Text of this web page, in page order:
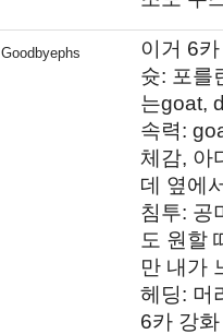
Goodbyephs
이거 6
슛: 포를
는goat,
속력:
체감, 아
데 옆에
침투: 공
도 원할
만 내가
헤딩: 머
6카 강